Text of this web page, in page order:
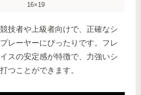
16×19
技者や上級者向けで、正確なシ
レーヤーにぴったりです。フレ
スの安定感が特徴で、力強いシ
つことができます。